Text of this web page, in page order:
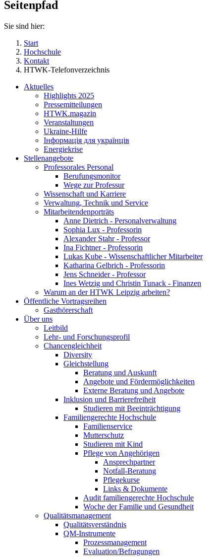
Seitenpfad
Sie sind hier:
Start
Hochschule
Kontakt
HTWK-Telefonverzeichnis
Aktuelles
Highlights 2025
Pressemitteilungen
HTWK.magazin
Veranstaltungen
Ukraine-Hilfe
Інформація для українців
Energiekrise
Stellenangebote
Professorales Personal
Berufungsmonitor
Wege zur Professur
Wissenschaft und Karriere
Verwaltung, Technik und Service
Mitarbeitendenporträts
Anne Dietrich - Personalverwaltung
Sophia Lux - Professorin
Alexander Stahr - Professor
Ina Fichtner - Professorin
Lukas Kube - Wissenschaftlicher Mitarbeiter
Katharina Gelbrich - Professorin
Jens Schneider - Professor
Ines Wetzig und Christin Tunack - Finanzen
Warum an der HTWK Leipzig arbeiten?
Öffentliche Vortragsreihen
Gasthörerschaft
Über uns
Leitbild
Lehr- und Forschungsprofil
Chancengleichheit
Diversity
Gleichstellung
Beratung und Auskunft
Angebote und Fördermöglichkeiten
Externe Beratung und Angebote
Inklusion und Barrierefreiheit
Studieren mit Beeinträchtigung
Familiengerechte Hochschule
Familienservice
Mutterschutz
Studieren mit Kind
Pflege von Angehörigen
Ansprechpartner
Notfall-Beratung
Pflegekurse
Links & Dokumente
Audit familiengerechte Hochschule
Woche der Familie und Gesundheit
Qualitätsmanagement
Qualitätsverständnis
QM-Instrumente
Prozessmanagement
Evaluation/Befragungen